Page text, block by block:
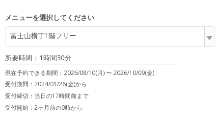
メニューを選択してください
富士山横丁1階フリー
所要時間：1時間30分
現在予約できる期間： 2026/08/10(月) 〜2026/10/09(金)
受付期間：2024/01/26(金)から
受付締切： 当日の17時間前まで
受付開始： 2ヶ月前の0時から